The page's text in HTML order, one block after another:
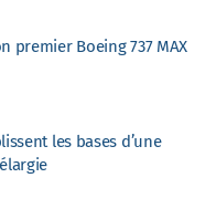
premier Boeing 737 MAX
les bases d’une